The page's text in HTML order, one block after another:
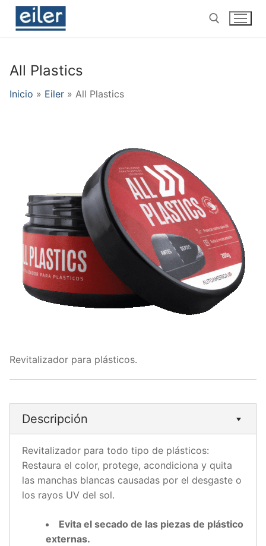
All Plastics
Inicio » Eiler » All Plastics
Revitalizador para plásticos.
Descripción
Revitalizador para todo tipo de plásticos:
Restaura el color, protege, acondiciona y quita
las manchas blancas causadas por el desgaste o
los rayos UV del sol.
Evita el secado de las piezas de plástico
externas.